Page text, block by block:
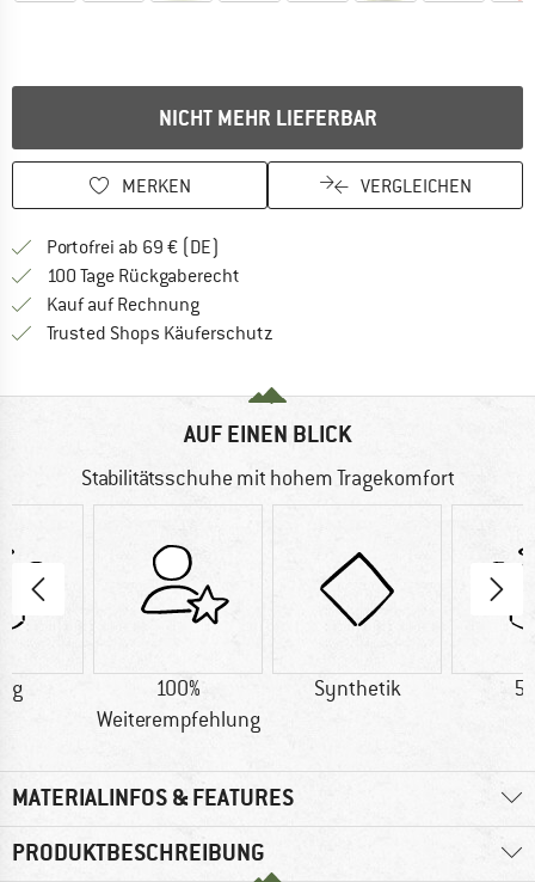
NICHT MEHR LIEFERBAR
MERKEN VERGLEICHEN
Portofrei ab 69 € (DE)
100 Tage Rückgaberecht
Kauf auf RechnungFinde die Zahlungs-Infos hier! Öffnet
Trusted Shops Käuferschutz
AUF EINEN BLICK
Stabilitätsschuhe mit hohem Tragekomfort
g
100%
Weiterempfehlung
Synthetik
MATERIALINFOS & FEATURES
PRODUKTBESCHREIBUNG